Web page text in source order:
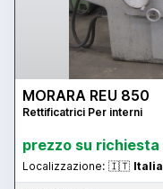
MORARA REU 850
Rettificatrici Per interni
prezzo su richiesta
Localizzazione: 🇮🇹 Italia